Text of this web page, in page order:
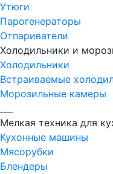
Утюги
Парогенераторы
Отпариватели
Холодильники и
Холодильники
Встраиваемые
Морозильные камеры
Мелкая техника для
Кухонные машины
Мясорубки
Блендеры